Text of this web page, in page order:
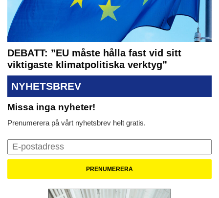
DEBATT: ”EU måste hålla fast vid sitt
viktigaste klimatpolitiska verktyg”
NYHETSBREV
Missa inga nyheter!
Prenumerera på vårt nyhetsbrev helt gratis.